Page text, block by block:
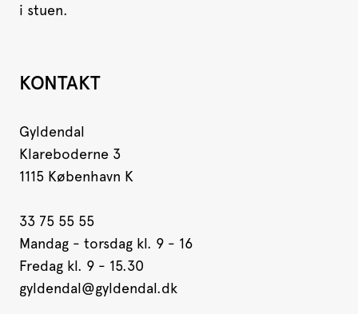
i stuen.
KONTAKT
Gyldendal
Klareboderne 3
1115 København K
33 75 55 55
Mandag - torsdag kl. 9 - 16
Fredag kl. 9 - 15.30
gyldendal@gyldendal.dk